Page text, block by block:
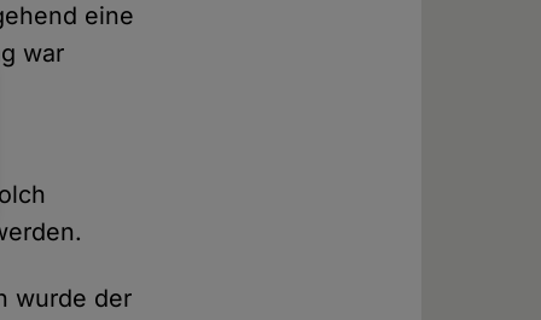
eine
war
wurde der